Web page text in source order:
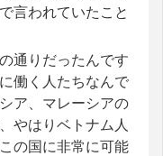
言われていたこと
通りだったんです
働く人たちなんで
ア、マレーシアの
やはりベトナム人
の国に非常に可能